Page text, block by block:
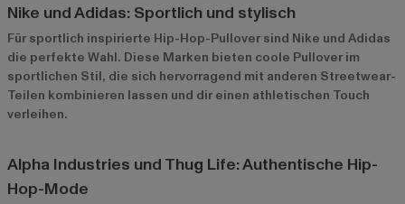
Nike und Adidas: Sportlich und stylisch
Für sportlich inspirierte Hip-Hop-Pullover sind Nike und Adidas
die perfekte Wahl. Diese Marken bieten coole Pullover im
sportlichen Stil, die sich hervorragend mit anderen Streetwear-
Teilen kombinieren lassen und dir einen athletischen Touch
verleihen.
Alpha Industries und Thug Life: Authentische Hip-
Hop-Mode